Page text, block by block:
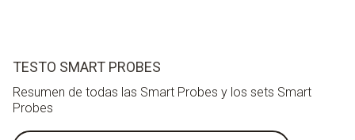
TESTO SMART PROBES
Resumen de todas las Smart Probes y los sets Smart
Probes